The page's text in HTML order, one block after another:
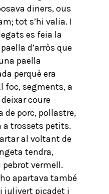
diners, ous
tot s’hi valia. I
es feia la
d’arròs que
paella
perquè era
foc, segments, a
coure
porc, pollastre,
trossets petits.
al voltant de
tendra,
pebrot vermell.
apartava també
julivert picadet i